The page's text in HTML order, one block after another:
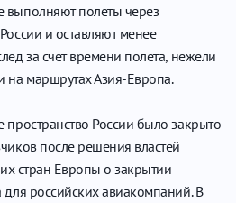
полеты через
и оставляют менее
за счет времени полета, нежели
на маршрутах Азия-Европа.
России было закрыто
после решения властей
стран Европы о закрытии
для российских авиакомпаний. В